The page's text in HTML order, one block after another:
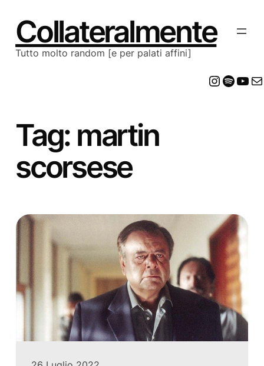
contenuto
Collateralmente
Tutto molto random [e per palati affini]
Tag: martin
scorsese